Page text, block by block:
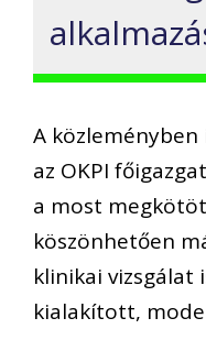
A
az OKPI
a most
köszönhetően
klinikai vizsgálat
kialakított,